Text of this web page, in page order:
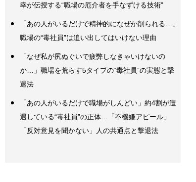
幸が伝授する“職場の厄介者を手なずける技術”
「あの人がいるだけで精神的になぜか削られる…」
職場の“毒社員”は追い出してはいけない理由
「なぜ私が尻ぬぐいで疲弊しなきゃいけないの
か…」職場を荒らす5タイプの“毒社員”の実態と撃
退法
「あの人がいるだけで職場がしんどい」約4割が遭
遇している“毒社員”の正体…「不機嫌アピール」
「反対意見を聞かない」人の共通点と撃退法